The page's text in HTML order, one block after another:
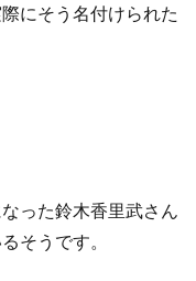
にそう名付けられた
った鈴木香里武さん
そうです。